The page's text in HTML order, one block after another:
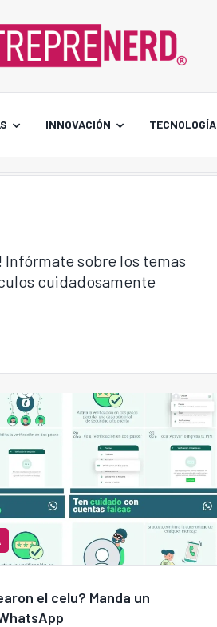
INNOVACIÓN TECNOLOGÍA
! Infórmate sobre los temas
cuidadosamente
el celu? Manda un